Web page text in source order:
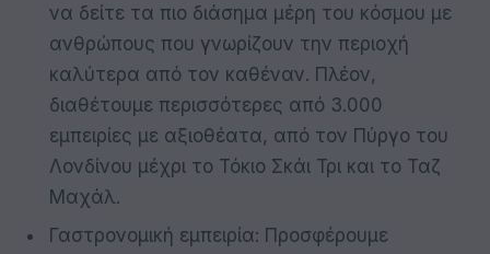
να δείτε τα πιο διάσημα μέρη του κόσμου με
ανθρώπους που γνωρίζουν την περιοχή
καλύτερα από τον καθέναν. Πλέον,
διαθέτουμε περισσότερες από 3.000
εμπειρίες με αξιοθέατα, από τον Πύργο του
Λονδίνου μέχρι το Τόκιο Σκάι Τρι και το Ταζ
Μαχάλ.
Γαστρονομική εμπειρία: Προσφέρουμε